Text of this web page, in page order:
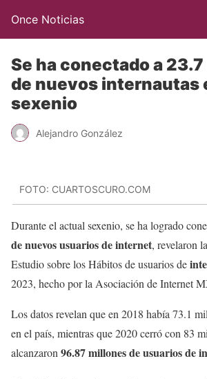
Once Noticias
Se ha conectado a
de nuevos internautas
sexenio
Alejandro González
FOTO: CUARTOSCURO.COM
Durante el actual sexenio, se ha logrado
de nuevos usuarios de internet, revelaron
Estudio sobre los Hábitos de usuarios de
2023, hecho por la Asociación de Internet
Los datos revelan que en 2018 había 73.1
en el país, mientras que 2020 cerró con 83
alcanzaron 96.87 millones de usuarios de